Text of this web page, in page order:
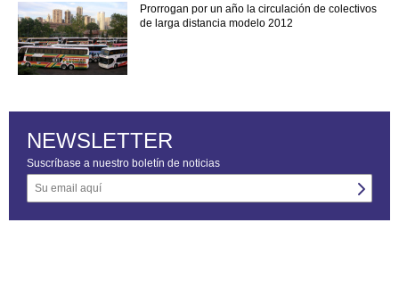
Prorrogan por un año la circulación de colectivos
de larga distancia modelo 2012
NEWSLETTER
Suscríbase a nuestro boletín de noticias